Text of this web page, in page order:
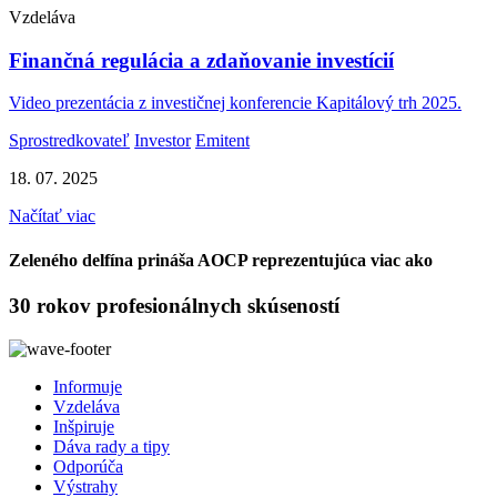
Vzdeláva
Finančná regulácia a zdaňovanie investícií
Video prezentácia z investičnej konferencie Kapitálový trh 2025.
Sprostredkovateľ Investor Emitent
18. 07. 2025
Načítať viac
Zeleného delfína prináša AOCP reprezentujúca viac ako
30 rokov profesionálnych skúseností
Informuje
Vzdeláva
Inšpiruje
Dáva rady a tipy
Odporúča
Výstrahy